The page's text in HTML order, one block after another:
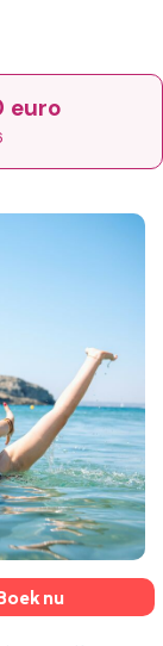
euro
nu